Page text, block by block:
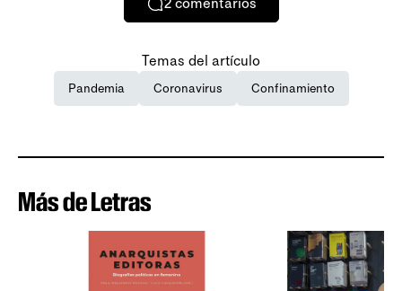
Temas del artículo
Pandemia Coronavirus Confinamiento
Más de Letras